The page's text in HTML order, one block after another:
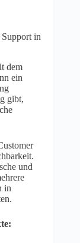
in
dem
ein
gibt,
und
in